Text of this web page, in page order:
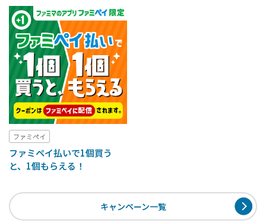
ファミペイ
ファミペイ払いで1個買う
と、1個もらえる！
キャンペーン一覧